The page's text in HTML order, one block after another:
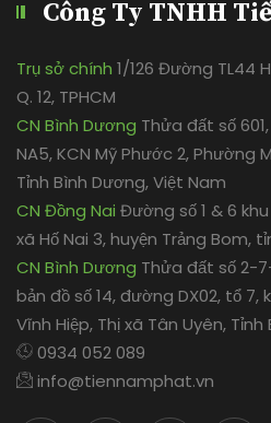
Công Ty TNHH
Trụ sở chính 1/126 Đường TL44
Q. 12, TPHCM
CN Bình Dương Thửa đất số
NA5, KCN Mỹ Phước 2, Phường
Tỉnh Bình Dương, Việt Nam
CN Đồng Nai Đường số 1 & 6
xã Hố Nai 3, huyện Trảng Bom,
CN Bình Dương Thửa đất số 2-
bản đồ số 14, đường DX02, tổ 7,
Vĩnh Hiệp, Thị xã Tân Uyên,
0934 052 089
info@tiennamphat.vn